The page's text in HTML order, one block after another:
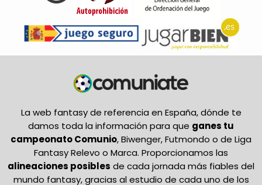
La web fantasy de referencia en España, dónde te
damos toda la información para que ganes tu
campeonato Comunio, Biwenger, Futmondo o de Liga
Fantasy Relevo o Marca. Proporcionamos las
alineaciones posibles de cada jornada más fiables del
mundo fantasy, gracias al estudio de cada uno de los